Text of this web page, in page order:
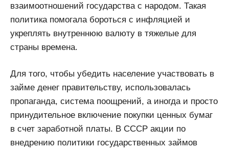
взаимоотношений государства с народом. Такая
политика помогала бороться с инфляцией и
укреплять внутреннюю валюту в тяжелые для
страны времена.
Для того, чтобы убедить население участвовать в
займе денег правительству, использовалась
пропаганда, система поощрений, а иногда и просто
принудительное включение покупки ценных бумаг
в счет заработной платы. В СССР акции по
внедрению политики государственных займов